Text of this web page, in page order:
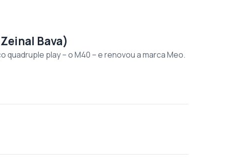
Bava)
play – o M40 – e renovou a marca Meo.